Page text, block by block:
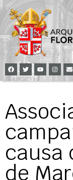
causa
de